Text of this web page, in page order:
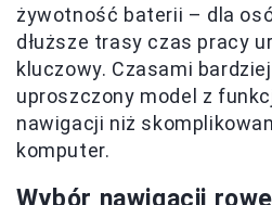
żywotność baterii – dla
dłuższe trasy czas pracy
kluczowy. Czasami
uproszczony model z
nawigacji niż
komputer.
Wybór nawigacji